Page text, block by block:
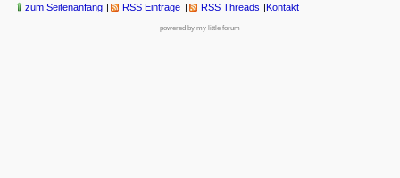
zum Seitenanfang RSS Einträge RSS Threads Kontakt
powered by my little forum